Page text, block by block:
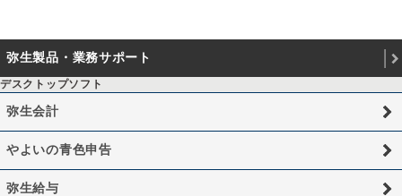
弥生製品・業務サポート
デスクトップソフト
弥生会計
やよいの青色申告
弥生給与